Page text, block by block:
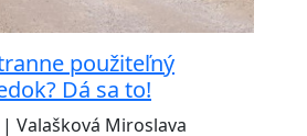
použiteľný
Dá sa to!
| Valašková Miroslava